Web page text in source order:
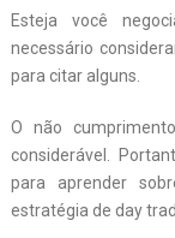
Esteja você
necessário
para citar alguns.
O não
considerável.
para aprender
estratégia de day